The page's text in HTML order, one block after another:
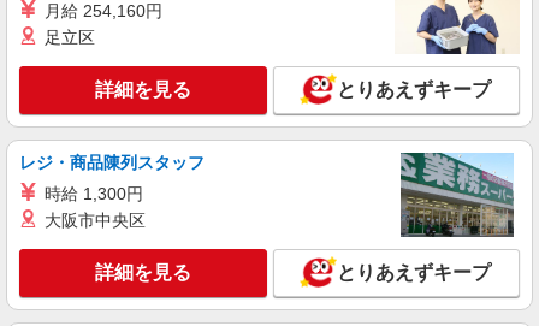
株式会社シエロ
月給 201000円 〜231000円（経験・能力によ
る） 固定残業代: 11000円 〜11000円（7時間相
当） ＊時間外手当は時間外労働の有無にかかわら
ず、固定残業代として支給し、相当時間を超える
時間外労働分は法定どおり追加で支給します。 ■
その他賞与 年2回昇給 年1回販売手当、資格手当
扶養家族手当年末年始手当バースデー手当 ★交通
入社祝い金10万円支給(規定有) お友達を紹介頂く
と, インセンティブ支給(規定有) ゜・。○。・゜
愛知県名古屋市緑区のsoftbankショップ
詳細を見る
派遣社員
人気機種に詳しくなれる携帯販売
【softbank】
月給 254,160円
足立区
詳細を見る とりあえずキープ
レジ・商品陳列スタッフ
時給 1,300円
大阪市中央区
詳細を見る とりあえずキープ